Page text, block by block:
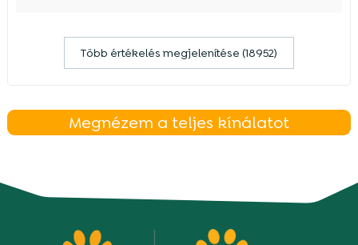
Több értékelés megjelenítése (18952)
Megnézem a teljes kínálatot